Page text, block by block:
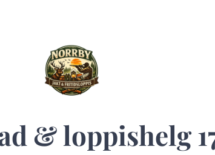
& loppishelg